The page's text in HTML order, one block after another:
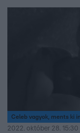
Celeb vagyok, ments ki
2022. október 28. 15:30